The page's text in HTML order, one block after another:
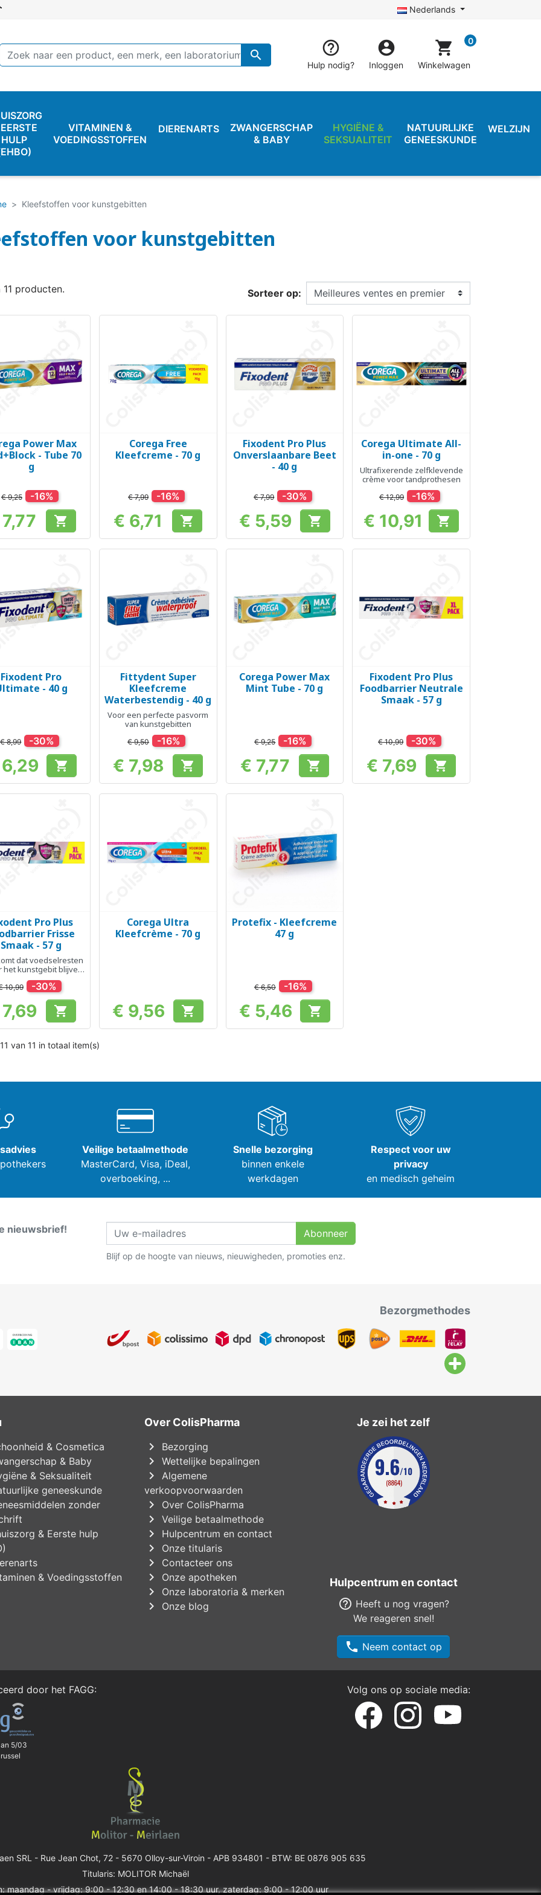
Nederlands
 
Hulp nodig?

Inloggen
shopping_cart 0
Winkelwagen
HULP
VITAMINEN &
VOEDINGSSTOFFEN
DIERENARTS
ZWANGERSCHAP
& BABY
HYGIËNE &
SEKSUALITEIT
NATUURLIJKE
GENEESKUNDE
WELZIJN
Kleefstoffen voor kunstgebitten
voor kunstgebitten
11 producten. Sorteer op:
Snel bekijken
Power Max
- Tube 70
g
€ 9,25 -16%
Prijs 
Snel bekijken
Corega Free
Kleefcreme - 70 g
€ 7,99 -16%
Prijs
€ 6,71 
Snel bekijken
Fixodent Pro Plus
Onverslaanbare Beet
- 40 g
€ 7,99 -30%
Prijs
€ 5,59 
Snel bekijken
Corega Ultimate All-
in-one - 70 g
Ultrafixerende zelfklevende
crème voor tandprothesen
€ 12,99 -16%
Prijs
€ 10,91 
Snel bekijken
Fixodent Pro
- 40 g
€ 8,99 -30%
Prijs 
Snel bekijken
Fittydent Super
Kleefcreme
Waterbestendig - 40 g
Voor een perfecte pasvorm
van kunstgebitten
€ 9,50 -16%
Prijs
€ 7,98 
Snel bekijken
Corega Power Max
Mint Tube - 70 g
€ 9,25 -16%
Prijs
€ 7,77 
Snel bekijken
Fixodent Pro Plus
Foodbarrier Neutrale
Smaak - 57 g
€ 10,99 -30%
Prijs
€ 7,69 
Snel bekijken
Pro Plus
Frisse
Smaak - 57 g
dat voedselresten
het kunstgebit blijven
steken
10,99 -30%
Prijs 
Snel bekijken
Corega Ultra
Kleefcrème - 70 g
Prijs
€ 9,56 
Snel bekijken
Protefix - Kleefcreme
47 g
€ 6,50 -16%
Prijs
€ 5,46 
van 11 in totaal item(s)
Veilige betaalmethode
MasterCard, Visa, iDeal,
overboeking, ...
Snelle bezorging
binnen enkele
werkdagen
Respect voor uw
privacy
en medisch geheim
nieuwsbrief! Abonneer
Blijf op de hoogte van nieuws, nieuwigheden, promoties enz.
Bezorgmethodes
& Cosmetica
& Baby
& Seksualiteit
geneeskunde
zonder
& Eerste hulp
& Voedingsstoffen
Over ColisPharma
chevron_right Bezorging
chevron_right Wettelijke bepalingen
chevron_right
Algemene
verkoopvoorwaarden
chevron_right Over ColisPharma
chevron_right Veilige betaalmethode
chevron_right Hulpcentrum en contact
chevron_right Onze titularis
chevron_right Contacteer ons
chevron_right Onze apotheken
chevron_right Onze laboratoria & merken
chevron_right Onze blog
Je zei het zelf
Hulpcentrum en contact
help_outline Heeft u nog vragen?
We reageren snel!
phone Neem contact op
door het FAGG:
5/03
Volg ons op sociale media:
SRL - Rue Jean Chot, 72 - 5670 Olloy-sur-Viroin - APB 934801 - BTW: BE 0876 905 635
Titularis: MOLITOR Michaël
maandag - vrijdag: 9:00 - 12:30 en 14:00 - 18:30 uur, zaterdag: 9:00 - 12:00 uur